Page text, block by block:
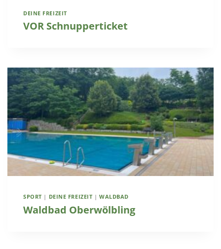
DEINE FREIZEIT
VOR Schnupperticket
SPORT| DEINE FREIZEIT|WALDBAD
Waldbad Oberwölbling